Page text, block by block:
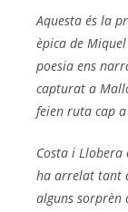
Aquesta és la
èpica de
poesia ens
capturat a
feien ruta cap
Costa i Llobera
ha arrelat tant
alguns sorprèn